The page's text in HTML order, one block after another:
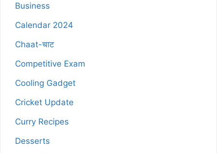
Business
Calendar 2024
Chaat-चाट
Competitive Exam
Cooling Gadget
Cricket Update
Curry Recipes
Desserts